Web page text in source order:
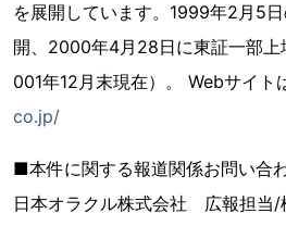
を展開しています。1999年2月5
開、2000年4月28日に東証一部
001年12月末現在）。 Webサイト
co.jp/
■本件に関する報道関係お問い合
日本オラクル株式会社 広報担当/